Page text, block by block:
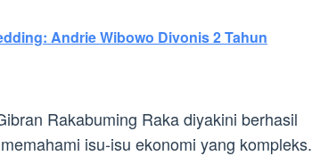
Andrie Wibowo Divonis 2 Tahun
Rakabuming Raka diyakini berhasil
isu-isu ekonomi yang kompleks.